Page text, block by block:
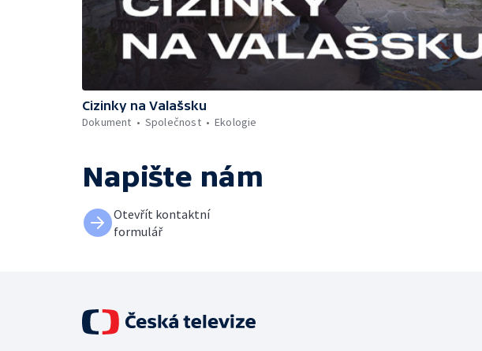
Cizinky na Valašsku
Dokument
Společnost Ekologie
Napište nám
Otevřít kontaktní
formulář